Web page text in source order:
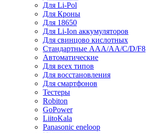
Для Li-Pol
Для Кроны
Для 18650
Для Li-Ion аккумуляторов
Для свинцово кислотных
Стандартные ААА/АА/С/D/F8
Автоматические
Для всех типов
Для восстановления
Для смартфонов
Тестеры
Robiton
GoPower
LiitoKala
Panasonic eneloop